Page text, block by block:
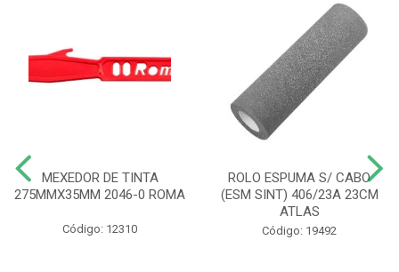
MEXEDOR DE TINTA
275MMX35MM 2046-0 ROMA
Código: 12310
ROLO ESPUMA S/ CABO
(ESM SINT) 406/23A 23CM
ATLAS
Código: 19492